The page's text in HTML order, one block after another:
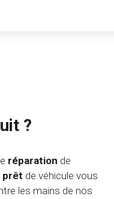
?
réparation de
prêt de véhicule vous
les mains de nos